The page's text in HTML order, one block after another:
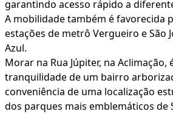
garantindo acesso rápido a
A mobilidade também é favorecida
estações de metrô Vergueiro e São
Azul.
Morar na Rua Júpiter, na Aclimação,
tranquilidade de um bairro
conveniência de uma localização
dos parques mais emblemáticos de